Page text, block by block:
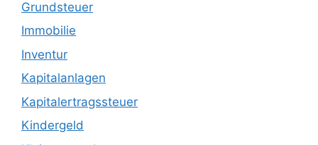
Grundsteuer
Immobilie
Inventur
Kapitalanlagen
Kapitalertragssteuer
Kindergeld